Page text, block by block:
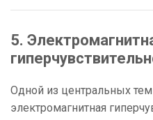
5.
Одной из центральных тем
электромагнитная